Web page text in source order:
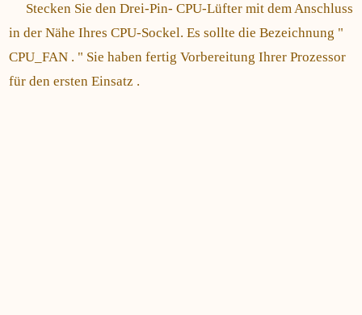
Stecken Sie den Drei-Pin- CPU-Lüfter mit dem Anschluss
in der Nähe Ihres CPU-Sockel. Es sollte die Bezeichnung "
CPU_FAN . " Sie haben fertig Vorbereitung Ihrer Prozessor
für den ersten Einsatz .